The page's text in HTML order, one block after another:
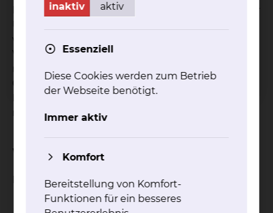
Eine Phase III, open-label, randomisierte Studie zur
von Atezolizumab (Anti-PD-L1-Antikörper) im
Vergleich mit der besten unterstützenden Pflege
nach folgender adjuvanten Cisplatin-basierten
Chemotherapie bei PD-L1-ausgewählten
Patienten mit vollständig resezierten Stufe Ib-IIIa,
nicht-kleinzelligen Bronchialkarzinomen.
Wie ist der Status der Studie?
Rekrutierung beendet
inaktiv aktiv
Essenziell
Diese Cookies werden zum Betrieb
der Webseite benötigt.
Immer aktiv
Komfort
Bereitstellung von Komfort-
Funktionen für ein besseres